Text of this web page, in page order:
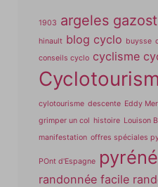
1903 argeles gazost
hinault blog cyclo buysse
conseils cyclo cyclisme
cylotourisme descente Eddy
grimper un col histoire Louison
manifestation offres spéciales
POnt d'Espagne
randonnée facile